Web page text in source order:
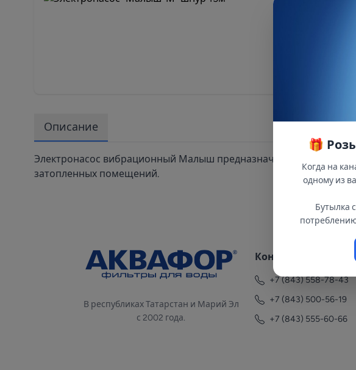
Описание
Электронасос вибрационный Малыш предназначен для
затопленных помещений.
В республиках Татарстан и Марий Эл
с 2002 года.
Контакты
+7 (843) 558-78-43
+7 (843) 500-56-19
+7 (843) 555-60-66
🎁
Когда на
одному из
Бутылка